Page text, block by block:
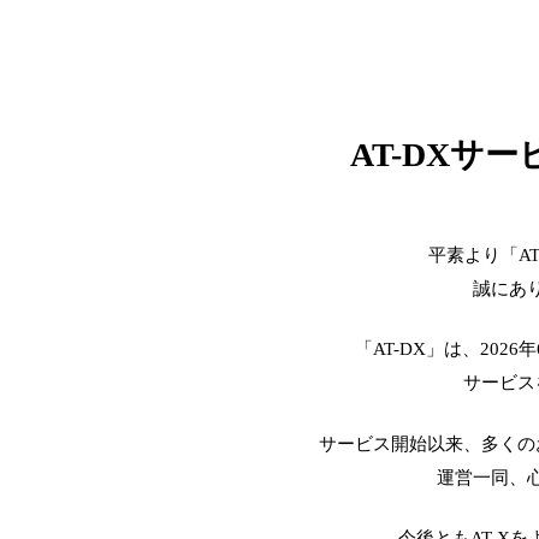
AT-DXサー
平素より「
誠にあ
「AT-DX」は、2026
サービ
サービス開始以来、多く
運営一同、